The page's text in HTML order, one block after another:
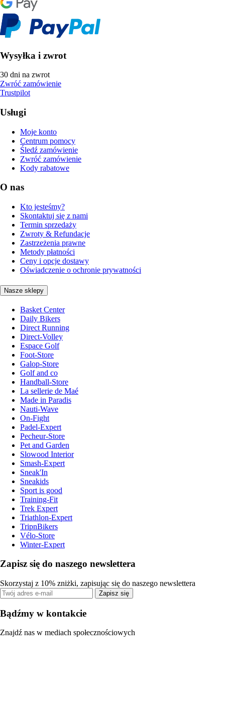
Wysyłka i zwrot
30 dni na zwrot
Zwróć zamówienie
Trustpilot
Usługi
Moje konto
Centrum pomocy
Śledź zamówienie
Zwróć zamówienie
Kody rabatowe
O nas
Kto jesteśmy?
Skontaktuj się z nami
Termin sprzedaży
Zwroty & Refundacje
Zastrzeżenia prawne
Metody płatności
Ceny i opcje dostawy
Oświadczenie o ochronie prywatności
Nasze sklepy
Basket Center
Daily Bikers
Direct Running
Direct-Volley
Espace Golf
Foot-Store
Galop-Store
Golf and co
Handball-Store
La sellerie de Maé
Made in Paradis
Nauti-Wave
On-Fight
Padel-Expert
Pecheur-Store
Pet and Garden
Slowood Interior
Smash-Expert
Sneak'In
Sneakids
Sport is good
Training-Fit
Trek Expert
Triathlon-Expert
TripnBikers
Vélo-Store
Winter-Expert
Zapisz się do naszego newslettera
Skorzystaj z 10% zniżki, zapisując się do naszego newslettera
Zapisz się
Bądźmy w kontakcie
Znajdź nas w mediach społecznościowych